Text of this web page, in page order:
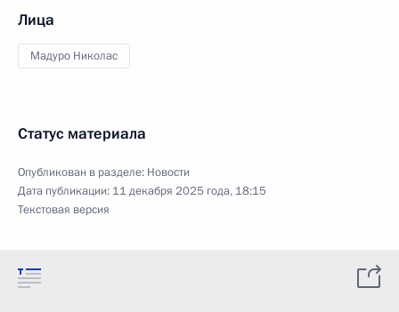
Лица
Мадуро Николас
Статус материала
Опубликован в разделе: Новости
Дата публикации: 11 декабря 2025 года, 18:15
Текстовая версия